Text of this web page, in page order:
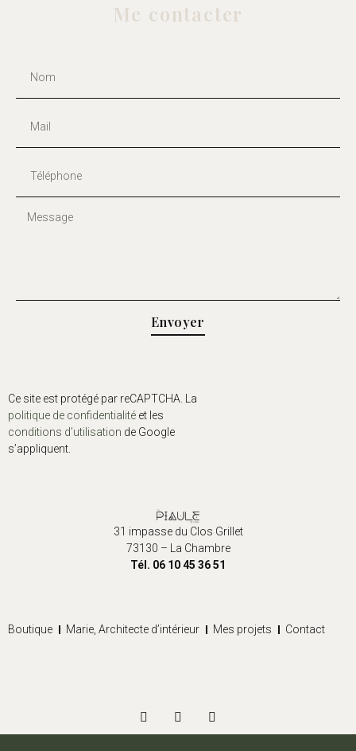
Me contacter
Envoyer
Ce site est protégé par reCAPTCHA. La
politique de confidentialité et les
conditions d’utilisation de Google
s’appliquent.
31 impasse du Clos Grillet
73130 – La Chambre
Tél. 06 10 45 36 51
Boutique Marie, Architecte d’intérieur Mes projets Contact